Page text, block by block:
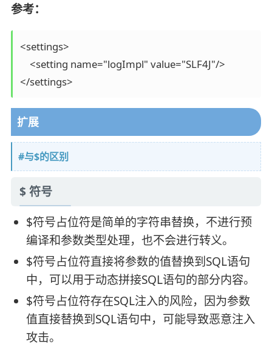
参考：
<settings>
    <setting name="logImpl" value="SLF4J"/>
</settings>
扩展
#与$的区别
$ 符号
$符号占位符是简单的字符串替换，不进行预
编译和参数类型处理，也不会进行转义。
$符号占位符直接将参数的值替换到SQL语句
中，可以用于动态拼接SQL语句的部分内容。
$符号占位符存在SQL注入的风险，因为参数
值直接替换到SQL语句中，可能导致恶意注入
攻击。